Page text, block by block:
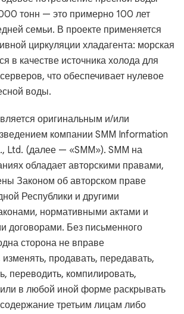
тонн — это примерно 100 лет
семьи. В проекте применяется
циркуляции хладагента: морская
в качестве источника холода для
что обеспечивает нулевое
воды.
оригинальным и/или
компании SMM Information
Ltd. (далее — «SMM»). SMM на
обладает авторскими правами,
Законом об авторском праве
Республики и другими
нормативными актами и
договорами. Без письменного
сторона не вправе
продавать, передавать,
переводить, компилировать,
или в любой иной форме раскрывать
третьим лицам либо